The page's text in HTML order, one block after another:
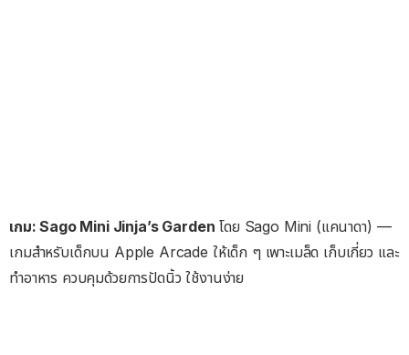
เกม: Sago Mini Jinja’s Garden โดย Sago Mini (แคนาดา) —
เกมสำหรับเด็กบน Apple Arcade ให้เด็ก ๆ เพาะเมล็ด เก็บเกี่ยว และ
ทำอาหาร ควบคุมด้วยการปัดนิ้ว ใช้งานง่าย